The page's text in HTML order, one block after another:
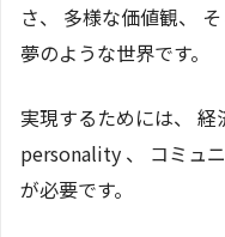
さ、 多様な価値観、
夢のような世界です。
実現するためには、
personality 、 コミュ
が必要です。